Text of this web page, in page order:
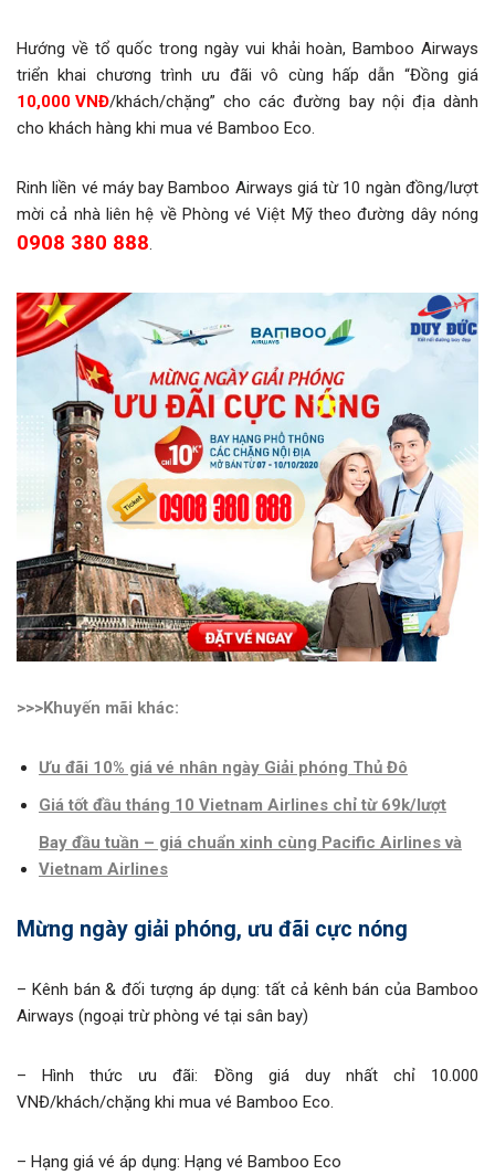
Hướng về tổ quốc trong ngày vui khải hoàn, Bamboo Airways
triển khai chương trình ưu đãi vô cùng hấp dẫn “Đồng giá
10,000 VNĐ/khách/chặng” cho các đường bay nội địa dành
cho khách hàng khi mua vé Bamboo Eco.
Rinh liền vé máy bay Bamboo Airways giá từ 10 ngàn đồng/lượt
mời cả nhà liên hệ về Phòng vé Việt Mỹ theo đường dây nóng
0908 380 888.
>>>Khuyến mãi khác:
Ưu đãi 10% giá vé nhân ngày Giải phóng Thủ Đô
Giá tốt đầu tháng 10 Vietnam Airlines chỉ từ 69k/lượt
Bay đầu tuần – giá chuẩn xinh cùng Pacific Airlines và
Vietnam Airlines
Mừng ngày giải phóng, ưu đãi cực nóng
– Kênh bán & đối tượng áp dụng: tất cả kênh bán của Bamboo
Airways (ngoại trừ phòng vé tại sân bay)
– Hình thức ưu đãi: Đồng giá duy nhất chỉ 10.000
VNĐ/khách/chặng khi mua vé Bamboo Eco.
– Hạng giá vé áp dụng: Hạng vé Bamboo Eco